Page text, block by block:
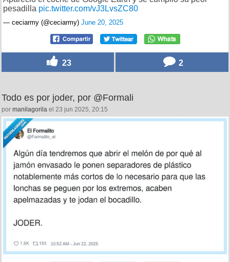
pesadilla pic.twitter.com/vJ3LvsZC80
— ceciarmy (@ceciarmy) June 20, 2025
23 2
Todo es por joder, por @Formali
por manilagorila el 23 jun 2025, 20:15